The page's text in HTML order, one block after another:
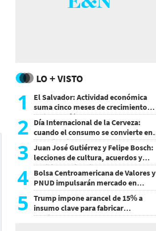
LO + VISTO
1
El Salvador: Actividad económica
suma cinco meses de crecimiento
arriba de 4%
2 Día Internacional de la Cerveza:
cuando el consumo se convierte en
experiencia
3 Juan José Gutiérrez y Felipe Bosch:
lecciones de cultura, acuerdos y
decisiones sin miedo
4 Bolsa Centroamericana de Valores y
PNUD impulsarán mercado en
Honduras
5
Trump impone arancel de 15% a
insumo clave para fabricar
semiconductores y paneles